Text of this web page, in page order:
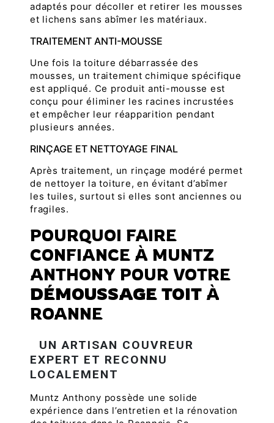
adaptés pour décoller et retirer les mousses
et lichens sans abîmer les matériaux.
TRAITEMENT ANTI-MOUSSE
Une fois la toiture débarrassée des
mousses, un traitement chimique spécifique
est appliqué. Ce produit anti-mousse est
conçu pour éliminer les racines incrustées
et empêcher leur réapparition pendant
plusieurs années.
RINÇAGE ET NETTOYAGE FINAL
Après traitement, un rinçage modéré permet
de nettoyer la toiture, en évitant d’abîmer
les tuiles, surtout si elles sont anciennes ou
fragiles.
POURQUOI FAIRE
CONFIANCE À MUNTZ
ANTHONY POUR VOTRE
DÉMOUSSAGE TOIT À
ROANNE
UN ARTISAN COUVREUR
EXPERT ET RECONNU
LOCALEMENT
Muntz Anthony possède une solide
expérience dans l’entretien et la rénovation